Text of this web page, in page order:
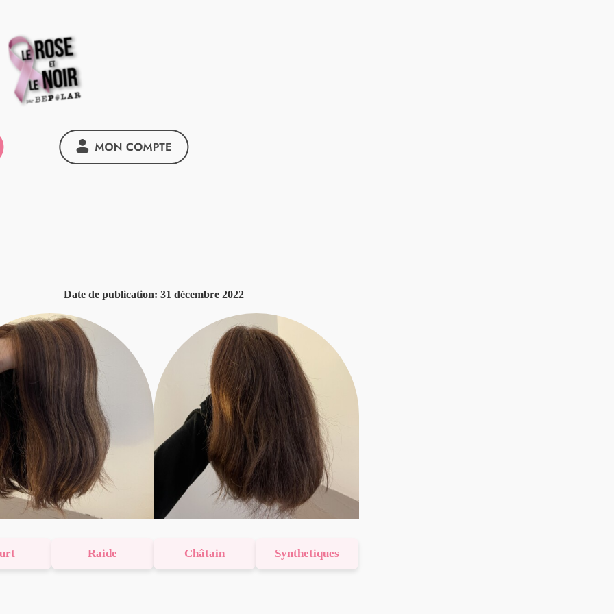
Date de publication: 31 décembre 2022
Raide Châtain Synthetiques